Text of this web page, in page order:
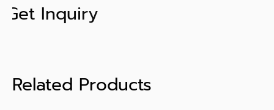
Get Inquiry
Related Products